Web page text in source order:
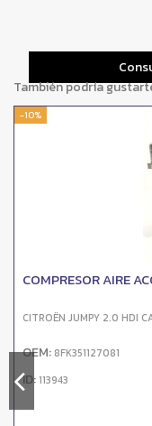
También podría
-10%
COMPRESOR AIRE
CITROËN JUMPY 2.0 HDI
OEM: 8FK351127081
ID:113943